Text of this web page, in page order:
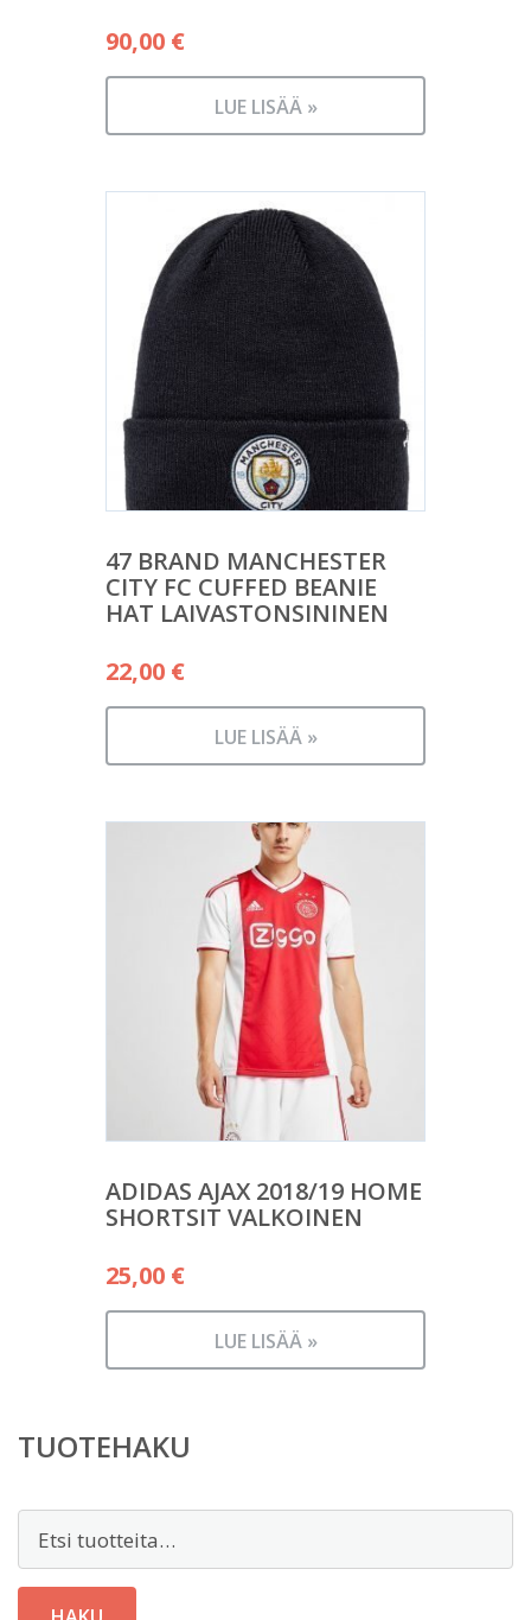
90,00 €
LUE LISÄÄ »
47 BRAND MANCHESTER
CITY FC CUFFED BEANIE
HAT LAIVASTONSININEN
22,00 €
LUE LISÄÄ »
ADIDAS AJAX 2018/19 HOME
SHORTSIT VALKOINEN
25,00 €
LUE LISÄÄ »
TUOTEHAKU